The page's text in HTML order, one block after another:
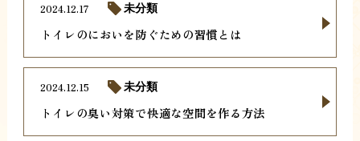
トイレのにおいを防ぐための習慣とは
2024.12.17 未分類
トイレの臭い対策で快適な空間を作る方法
2024.12.15 未分類